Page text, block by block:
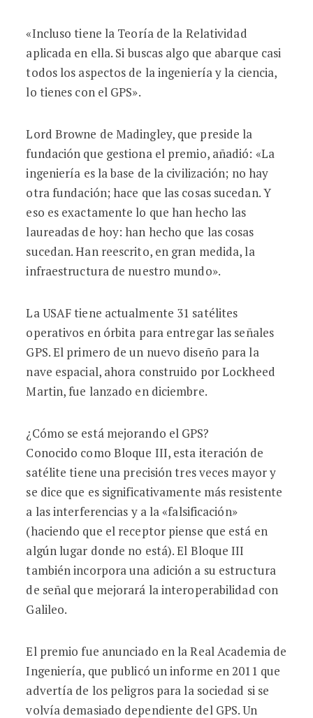
«Incluso tiene la Teoría de la Relatividad
aplicada en ella. Si buscas algo que abarque casi
todos los aspectos de la ingeniería y la ciencia,
lo tienes con el GPS».
Lord Browne de Madingley, que preside la
fundación que gestiona el premio, añadió: «La
ingeniería es la base de la civilización; no hay
otra fundación; hace que las cosas sucedan. Y
eso es exactamente lo que han hecho las
laureadas de hoy: han hecho que las cosas
sucedan. Han reescrito, en gran medida, la
infraestructura de nuestro mundo».
La USAF tiene actualmente 31 satélites
operativos en órbita para entregar las señales
GPS. El primero de un nuevo diseño para la
nave espacial, ahora construido por Lockheed
Martin, fue lanzado en diciembre.
¿Cómo se está mejorando el GPS?
Conocido como Bloque III, esta iteración de
satélite tiene una precisión tres veces mayor y
se dice que es significativamente más resistente
a las interferencias y a la «falsificación»
(haciendo que el receptor piense que está en
algún lugar donde no está). El Bloque III
también incorpora una adición a su estructura
de señal que mejorará la interoperabilidad con
Galileo.
El premio fue anunciado en la Real Academia de
Ingeniería, que publicó un informe en 2011 que
advertía de los peligros para la sociedad si se
volvía demasiado dependiente del GPS. Un